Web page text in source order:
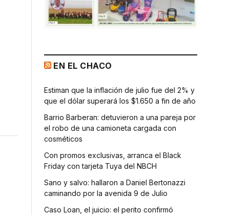
EN EL CHACO
Estiman que la inflación de julio fue del 2% y
que el dólar superará los $1.650 a fin de año
Barrio Barberan: detuvieron a una pareja por
el robo de una camioneta cargada con
cosméticos
Con promos exclusivas, arranca el Black
Friday con tarjeta Tuya del NBCH
Sano y salvo: hallaron a Daniel Bertonazzi
caminando por la avenida 9 de Julio
Caso Loan, el juicio: el perito confirmó